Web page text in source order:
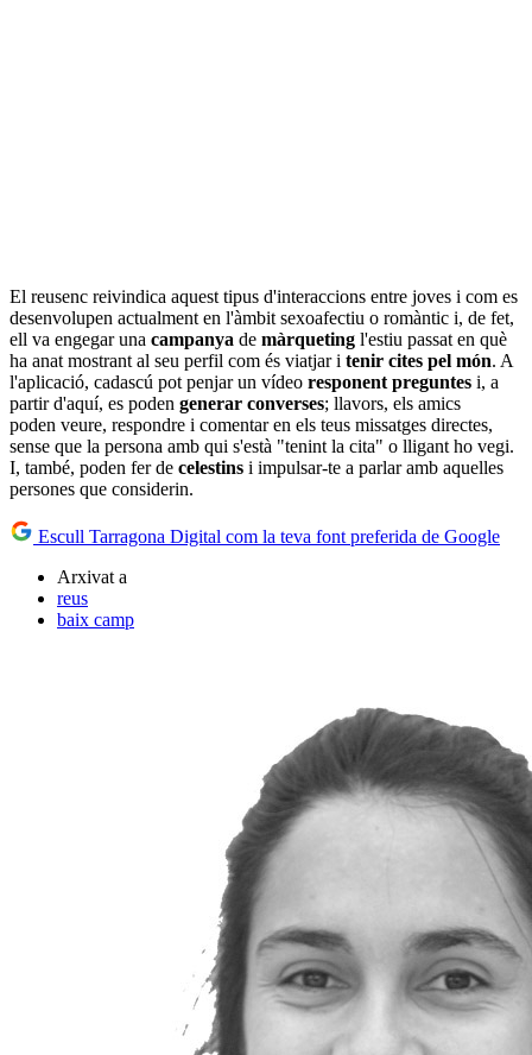
El reusenc reivindica aquest tipus d'interaccions entre joves i com es
desenvolupen actualment en l'àmbit sexoafectiu o romàntic i, de fet,
ell va engegar una campanya de màrqueting l'estiu passat en què
ha anat mostrant al seu perfil com és viatjar i tenir cites pel món. A
l'aplicació, cadascú pot penjar un vídeo responent preguntes i, a
partir d'aquí, es poden generar converses; llavors, els amics
poden veure, respondre i comentar en els teus missatges directes,
sense que la persona amb qui s'està "tenint la cita" o lligant ho vegi.
I, també, poden fer de celestins i impulsar-te a parlar amb aquelles
persones que considerin.
Escull Tarragona Digital com la teva font preferida de Google
Arxivat a
reus
baix camp